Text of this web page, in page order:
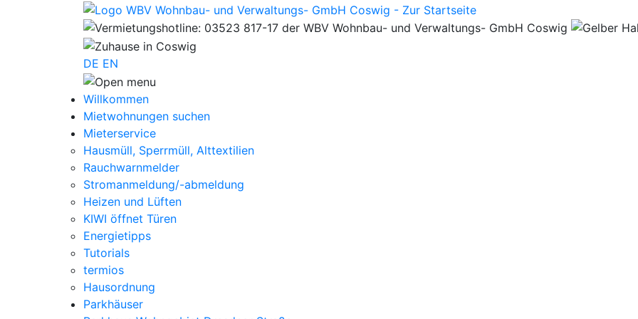
DE EN
WBV Wohnbau- und Verwaltungs-GmbH Coswig bei Youtube.
WBV Wohnbau- und Verwaltungs-GmbH Coswig bei Facebook. Öffnet die
Willkommen
Mietwohnungen suchen
Mieterservice
Hausmüll, Sperrmüll, Alttextilien
Rauchwarnmelder
Stromanmeldung/-abmeldung
Heizen und Lüften
KIWI öffnet Türen
Energietipps
Tutorials
termios
Hausordnung
Parkhäuser